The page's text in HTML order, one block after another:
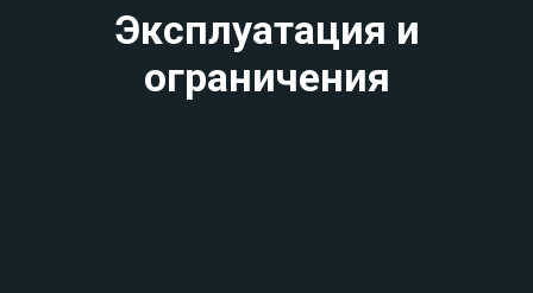
Эксплуатация и
ограничения